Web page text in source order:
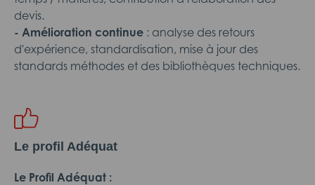
devis.
- Amélioration continue : analyse des retours
d'expérience, standardisation, mise à jour des
standards méthodes et des bibliothèques techniques.
Le profil Adéquat
Le Profil Adéquat :